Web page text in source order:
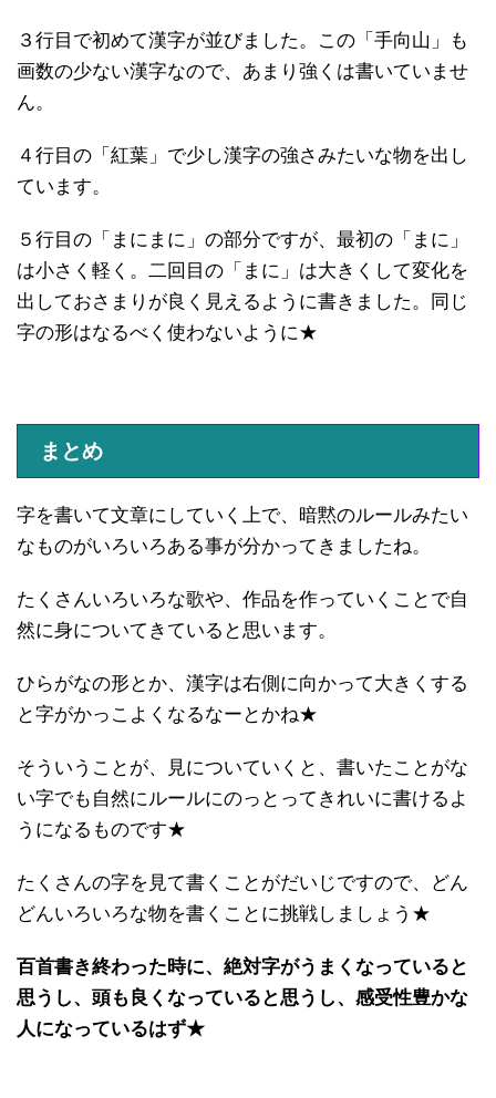
３行目で初めて漢字が並びました。この「手向山」も
画数の少ない漢字なので、あまり強くは書いていませ
ん。
４行目の「紅葉」で少し漢字の強さみたいな物を出し
ています。
５行目の「まにまに」の部分ですが、最初の「まに」
は小さく軽く。二回目の「まに」は大きくして変化を
出しておさまりが良く見えるように書きました。同じ
字の形はなるべく使わないように★
まとめ
字を書いて文章にしていく上で、暗黙のルールみたい
なものがいろいろある事が分かってきましたね。
たくさんいろいろな歌や、作品を作っていくことで自
然に身についてきていると思います。
ひらがなの形とか、漢字は右側に向かって大きくする
と字がかっこよくなるなーとかね★
そういうことが、見についていくと、書いたことがな
い字でも自然にルールにのっとってきれいに書けるよ
うになるものです★
たくさんの字を見て書くことがだいじですので、どん
どんいろいろな物を書くことに挑戦しましょう★
百首書き終わった時に、絶対字がうまくなっていると
思うし、頭も良くなっていると思うし、感受性豊かな
人になっているはず★